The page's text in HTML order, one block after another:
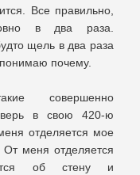
Все правильно,
в два раза.
щель в два раза
почему.
совершенно
в свою 420-ю
отделяется мое
меня отделяется
об стену и